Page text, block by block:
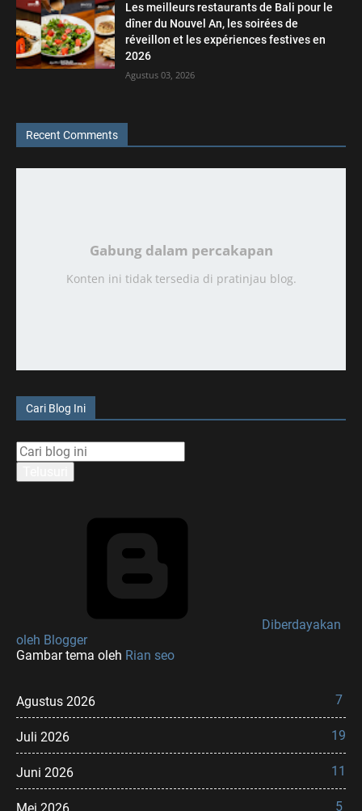
Les meilleurs restaurants de Bali pour le
dîner du Nouvel An, les soirées de
réveillon et les expériences festives en
2026
Agustus 03, 2026
Recent Comments
Gabung dalam percakapan
Konten ini tidak tersedia di pratinjau blog.
Cari Blog Ini
Diberdayakan
oleh Blogger
Gambar tema oleh Rian seo
Agustus 2026 7
Juli 2026 19
Juni 2026 11
5